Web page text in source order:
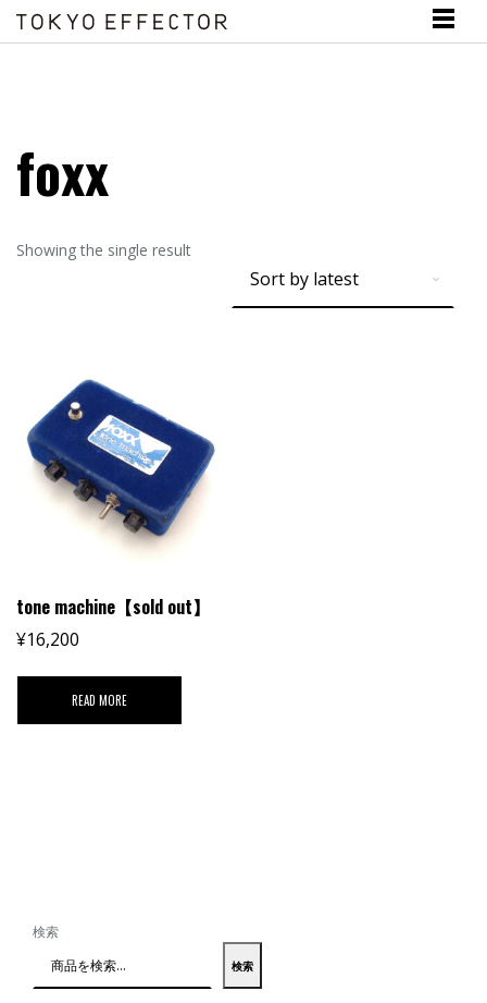
foxx
Showing the single result
tone machine【sold out】
¥16,200
READ MORE
検索
検索